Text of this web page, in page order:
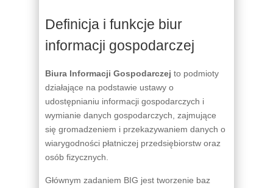
Definicja i funkcje biur
informacji gospodarczej
Biura Informacji Gospodarczej to podmioty
działające na podstawie ustawy o
udostępnianiu informacji gospodarczych i
wymianie danych gospodarczych, zajmujące
się gromadzeniem i przekazywaniem danych o
wiarygodności płatniczej przedsiębiorstw oraz
osób fizycznych.
Głównym zadaniem BIG jest tworzenie baz